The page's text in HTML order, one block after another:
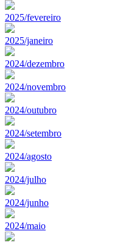
2025/fevereiro
2025/janeiro
2024/dezembro
2024/novembro
2024/outubro
2024/setembro
2024/agosto
2024/julho
2024/junho
2024/maio